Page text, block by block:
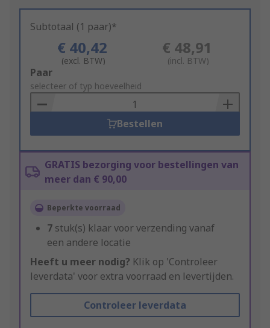
Subtotaal (1 paar)*
€ 40,42
(excl. BTW)
€ 48,91
(incl. BTW)
Add
to
Basket
Paar
selecteer of typ hoeveelheid
Bestellen
GRATIS bezorging voor bestellingen van
meer dan € 90,00
Beperkte voorraad
7 stuk(s) klaar voor verzending vanaf
een andere locatie
Heeft u meer nodig? Klik op 'Controleer
leverdata' voor extra voorraad en levertijden.
Controleer leverdata